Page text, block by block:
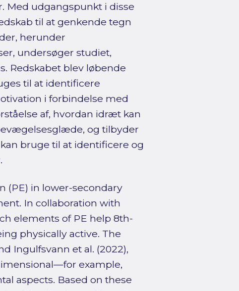
udgangspunkt i disse
til at genkende tegn
herunder
undersøger studiet,
Redskabet blev løbende
til at identificere
i forbindelse med
af, hvordan idræt kan
og tilbyder
bruge til at identificere og
(PE) in lower-secondary
In collaboration with
elements of PE help 8th-
physically active. The
Ingulfsvann et al. (2022),
example,
aspects. Based on these